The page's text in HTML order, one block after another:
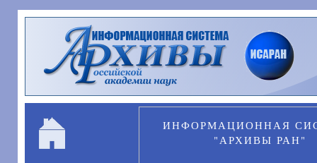
Перейти к основному содержанию
ИНФОРМАЦИОННАЯ
"АРХИВЫ РАН"